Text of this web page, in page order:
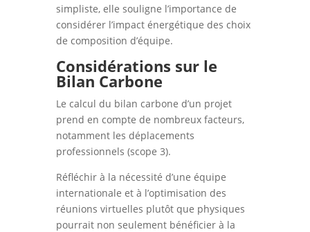
simpliste, elle souligne l’importance de
considérer l’impact énergétique des choix
de composition d’équipe.
Considérations sur le
Bilan Carbone
Le calcul du bilan carbone d’un projet
prend en compte de nombreux facteurs,
notamment les déplacements
professionnels (scope 3).
Réfléchir à la nécessité d’une équipe
internationale et à l’optimisation des
réunions virtuelles plutôt que physiques
pourrait non seulement bénéficier à la